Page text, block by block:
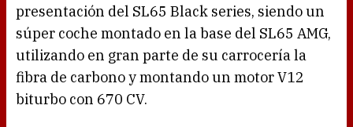
presentación del SL65 Black series, siendo un
súper coche montado en la base del SL65 AMG,
utilizando en gran parte de su carrocería la
fibra de carbono y montando un motor V12
biturbo con 670 CV.